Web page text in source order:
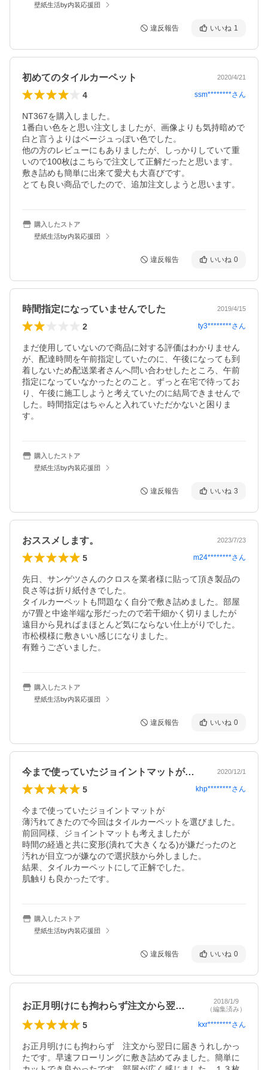
壁紙生活by内装応援団
違反報告 いいね 1
初めてのタイルカーペット 2020/4/21
4 ssm********さん
NT367を購入しました。
1番白い色をと思い注文しましたが、画像よりも気持暗めで
白と言うよりはベージュっぽい色でした。
他の方のレビューにもありましたが、しっかりしていて重
いので100枚はこちらで注文して正解だったと思います。
敷き詰めも簡単に出来て愛犬も大喜びです。
とても良い商品でしたので、追加注文しようと思います。
購入したストア
壁紙生活by内装応援団
違反報告 いいね 0
時間指定になっていませんでした 2019/4/15
2 ty3********さん
まだ使用していないので商品に対する評価はわかりません
が、配達時間を午前指定していたのに、午後になっても到
着しないため配送業者さんへ問い合わせしたところ、午前
指定になっていなかったとのこと。ずっと在宅で待ってお
り、午後に施工しようと考えていたのに結局できませんで
した。時間指定はちゃんと入れていただかないと困りま
す。
購入したストア
壁紙生活by内装応援団
違反報告 いいね 3
おススメします。 2023/7/23
5 m24********さん
先日、サンゲツさんのクロスを業者様に貼って頂き製品の
良さ等は折り紙付きでした。
タイルカーペットも問題なく自分で敷き詰めました。部屋
が7畳と中途半端な形だったので若干細かく切りましたが
遠目から見ればまほとんど気にならない仕上がりでした。
市松模様に敷きいい感じになりました。
有難うございました。
購入したストア
壁紙生活by内装応援団
違反報告 いいね 0
今まで使っていたジョイントマットが薄汚… 2020/12/1
5 khp********さん
今まで使っていたジョイントマットが
薄汚れてきたので今回はタイルカーペットを選びました。
前回同様、ジョイントマットも考えましたが
時間の経過と共に変形(潰れて大きくなる)が嫌だったのと
汚れが目立つが嫌なので選択肢から外しました。
結果、タイルカーペットにして正解でした。
肌触りも良かったです。
購入したストア
壁紙生活by内装応援団
違反報告 いいね 0
お正月明けにも拘わらず注文から翌日に届…
2018/1/9
（編集済み）
5 kxr********さん
お正月明けにも拘わらず　注文から翌日に届きうれしかっ
たです。早速フローリングに敷き詰めてみました。簡単に